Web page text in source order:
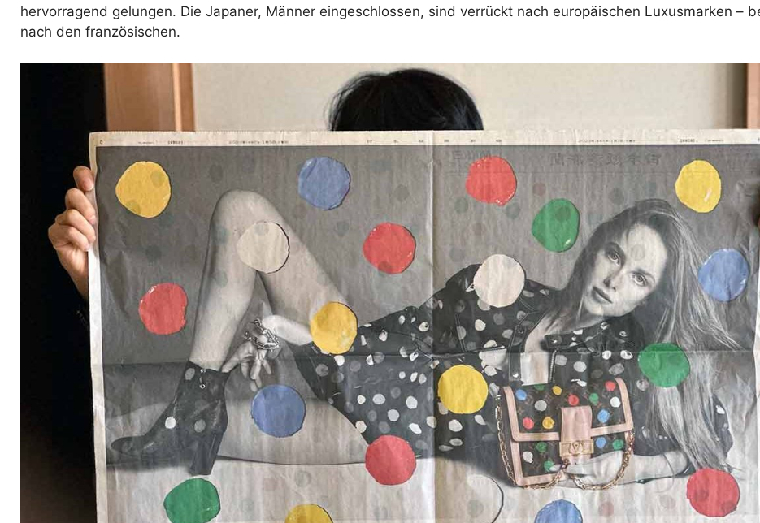
hervorragend gelungen. Die Japaner, Männer eingeschlossen, sind verrückt nach europäischen Luxusmarken –
nach den französischen.